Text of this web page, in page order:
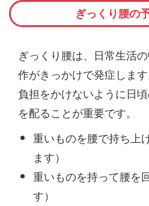
ぎっくり腰の
ぎっくり腰は、日常生活
作がきっかけで発症しま
負担をかけないように日
を配ることが重要です。
重いものを腰で持ち上
ます）
重いものを持って腰を
す）